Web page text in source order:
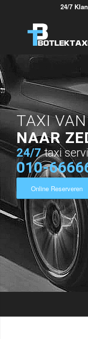
24/7
TAXI
NAAR
24/7 taxi
010-
Online Reserveren